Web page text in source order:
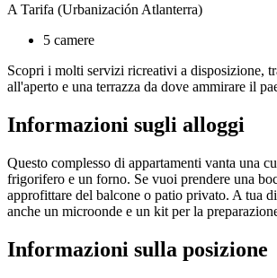
A Tarifa (Urbanización Atlanterra)
5 camere
Scopri i molti servizi ricreativi a disposizione,
all'aperto e una terrazza da dove ammirare il
Informazioni sugli alloggi
Questo complesso di appartamenti vanta una
frigorifero e un forno. Se vuoi prendere una
approfittare del balcone o patio privato. A tua
anche un microonde e un kit per la
Informazioni sulla posizione